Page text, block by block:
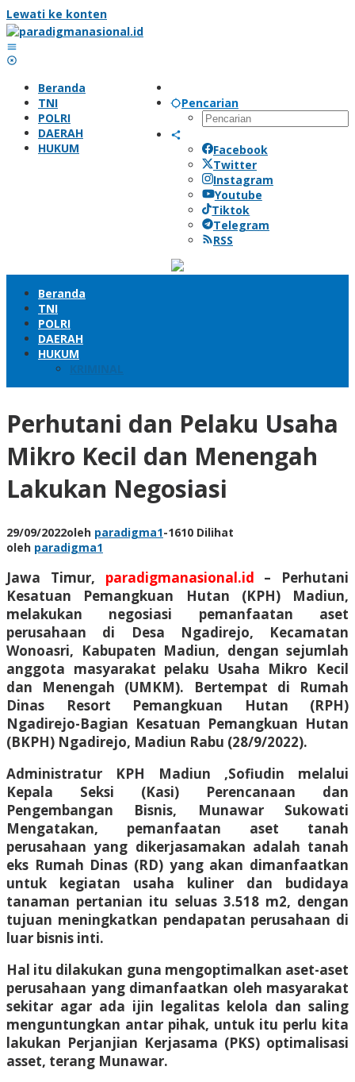
Lewati ke konten
Pencarian
Facebook
Twitter
Instagram
Youtube
Tiktok
Telegram
RSS
Beranda
TNI
POLRI
DAERAH
HUKUM
Beranda
TNI
POLRI
DAERAH
HUKUM
KRIMINAL
Perhutani dan Pelaku Usaha
Mikro Kecil dan Menengah
Lakukan Negosiasi
29/09/2022oleh paradigma1-1610 Dilihat
oleh paradigma1
Jawa Timur, paradigmanasional.id – Perhutani
Kesatuan Pemangkuan Hutan (KPH) Madiun,
melakukan negosiasi pemanfaatan aset
perusahaan di Desa Ngadirejo, Kecamatan
Wonoasri, Kabupaten Madiun, dengan sejumlah
anggota masyarakat pelaku Usaha Mikro Kecil
dan Menengah (UMKM). Bertempat di Rumah
Dinas Resort Pemangkuan Hutan (RPH)
Ngadirejo-Bagian Kesatuan Pemangkuan Hutan
(BKPH) Ngadirejo, Madiun Rabu (28/9/2022).
Administratur KPH Madiun ,Sofiudin melalui
Kepala Seksi (Kasi) Perencanaan dan
Pengembangan Bisnis, Munawar Sukowati
Mengatakan, pemanfaatan aset tanah
perusahaan yang dikerjasamakan adalah tanah
eks Rumah Dinas (RD) yang akan dimanfaatkan
untuk kegiatan usaha kuliner dan budidaya
tanaman pertanian itu seluas 3.518 m2, dengan
tujuan meningkatkan pendapatan perusahaan di
luar bisnis inti.
Hal itu dilakukan guna mengoptimalkan aset-aset
perusahaan yang dimanfaatkan oleh masyarakat
sekitar agar ada ijin legalitas kelola dan saling
menguntungkan antar pihak, untuk itu perlu kita
lakukan Perjanjian Kerjasama (PKS) optimalisasi
asset, terang Munawar.